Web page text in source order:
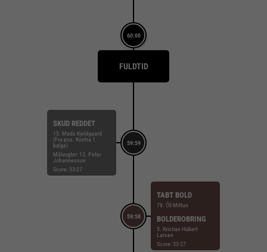
60:00
FULDTID
59:59
SKUD REDDET
15. Mads Kjeldgaard
(Fra pos. Kontra 1.
bølge)
Målvogter: 12. Peter
Johannesson
Score: 33-27
59:58
TABT BOLD
78. Óli Mittun
BOLDEROBRING
5. Kristian Hübert
Larsen
Score: 33-27